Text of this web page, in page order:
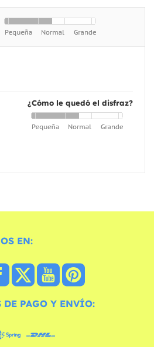
¿Cómo le quedó el disfraz?
EN:
DE PAGO Y ENVÍO: